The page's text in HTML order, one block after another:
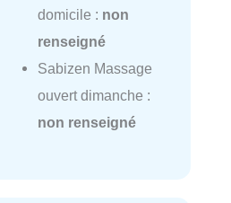
domicile : non
renseigné
Sabizen Massage
ouvert dimanche :
non renseigné